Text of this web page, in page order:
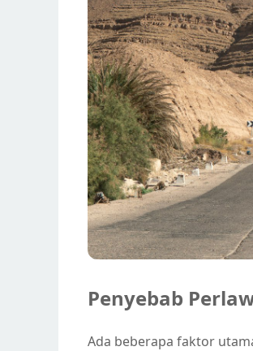
Penyebab
Ada beberapa faktor